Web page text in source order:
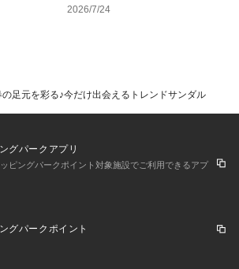
アウト
ルが最大70%OFF！おすす
2026/7/24
の足元を彩る♪今だけ出会えるトレンドサンダル
グパークアプリ
ピングパークポイント対象施設でご利用できるアプ
グパークポイント